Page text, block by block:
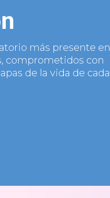
más presente en
comprometidos con
de la vida de cada